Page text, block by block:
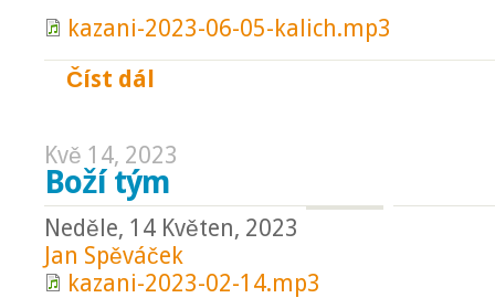
kazani-2023-06-05-kalich.mp3
Číst dál
Kvě 14, 2023
Boží tým
Neděle, 14 Květen, 2023
Jan Spěváček
kazani-2023-02-14.mp3